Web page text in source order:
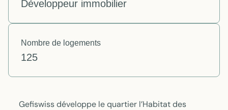
Développeur immobilier
Nombre de logements
125
Gefiswiss développe le quartier l’Habitat des